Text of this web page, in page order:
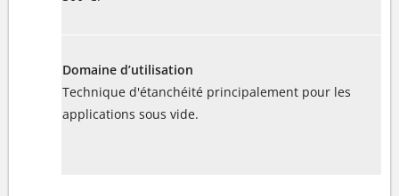
Domaine d’utilisation
Technique d'étanchéité principalement pour les
applications sous vide.